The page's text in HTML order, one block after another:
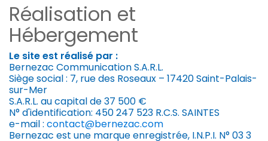
Réalisation et
Hébergement
Le site est réalisé par :
Bernezac Communication S.A.R.L.
Siège social : 7, rue des Roseaux – 17420 Saint-Palais-
sur-Mer
S.A.R.L. au capital de 37 500 €
N° d'identification: 450 247 523 R.C.S. SAINTES
e-mail : contact@bernezac.com
Bernezac est une marque enregistrée, I.N.P.I. N° 03 3